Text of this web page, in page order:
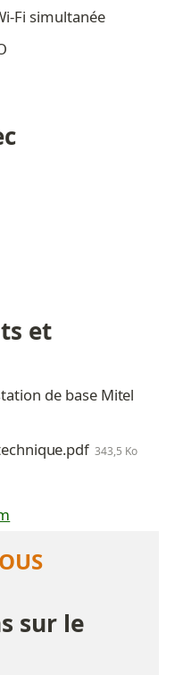
Fi simultanée
et
de base Mitel
343,5 Ko
sur le